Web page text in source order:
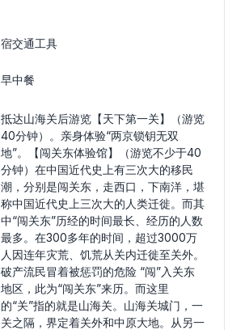
宿交通工具
早中餐
抵达山海关后游览【天下第一关】（游览
40分钟）。亲身体验“两京锁钥无双
地”。【闯关东体验馆】（游览不少于40
分钟）在中国近代史上有三次大的移民
潮，分别是闯关东，走西口，下南洋，堪
称中国近代史上三次大的人类迁徙。而其
中“闯关东”历经的时间最长、经历的人数
最多。在300多年的时间，超过3000万
人因连年灾荒、饥荒从关内迁徙至关外。
破产流民冒着被惩罚的危险 “闯”入关东
地区，此为“闯关东”来历。而这里
的“关”指的就是山海关。山海关城门，一
关之隔，界定着关外和中原大地。从另一